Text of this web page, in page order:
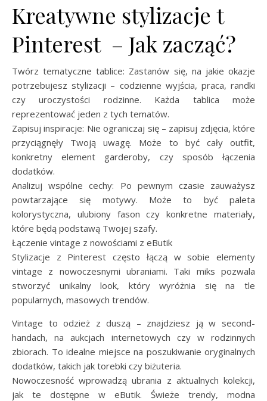
Kreatywne stylizacje t
Pinterest – Jak zacząć?
Twórz tematyczne tablice: Zastanów się, na jakie okazje
potrzebujesz stylizacji – codzienne wyjścia, praca, randki
czy uroczystości rodzinne. Każda tablica może
reprezentować jeden z tych tematów.
Zapisuj inspiracje: Nie ograniczaj się – zapisuj zdjęcia, które
przyciągnęły Twoją uwagę. Może to być cały outfit,
konkretny element garderoby, czy sposób łączenia
dodatków.
Analizuj wspólne cechy: Po pewnym czasie zauważysz
powtarzające się motywy. Może to być paleta
kolorystyczna, ulubiony fason czy konkretne materiały,
które będą podstawą Twojej szafy.
Łączenie vintage z nowościami z eButik
Stylizacje z Pinterest często łączą w sobie elementy
vintage z nowoczesnymi ubraniami. Taki miks pozwala
stworzyć unikalny look, który wyróżnia się na tle
popularnych, masowych trendów.
Vintage to odzież z duszą – znajdziesz ją w second-
handach, na aukcjach internetowych czy w rodzinnych
zbiorach. To idealne miejsce na poszukiwanie oryginalnych
dodatków, takich jak torebki czy biżuteria.
Nowoczesność wprowadzą ubrania z aktualnych kolekcji,
jak te dostępne w eButik. Świeże trendy, modna